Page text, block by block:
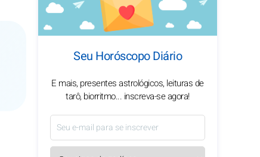
Seu Horóscopo Diário
E mais, presentes astrológicos, leituras de
tarô, biorritmo... inscreva-se agora!